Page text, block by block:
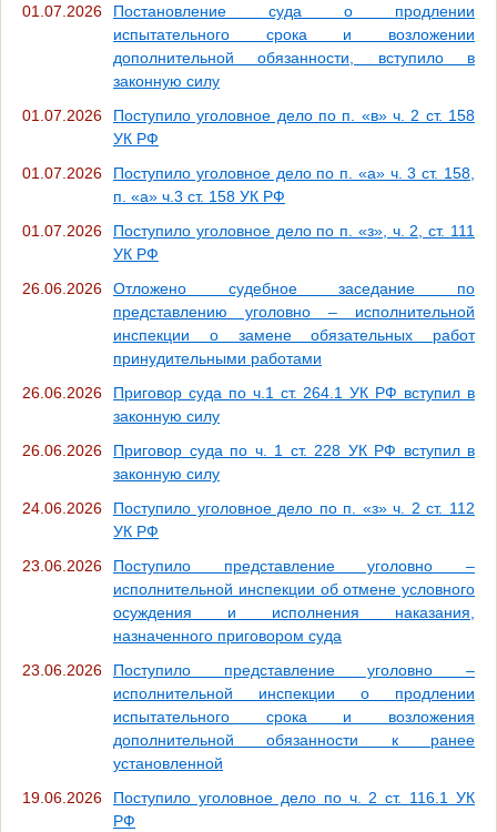
01.07.2026
Постановление суда о продлении
испытательного срока и возложении
дополнительной обязанности, вступило в
законную силу
01.07.2026
Поступило уголовное дело по п. «в» ч. 2 ст. 158
УК РФ
01.07.2026
Поступило уголовное дело по п. «а» ч. 3 ст. 158,
п. «а» ч.3 ст. 158 УК РФ
01.07.2026
Поступило уголовное дело по п. «з», ч. 2, ст. 111
УК РФ
26.06.2026
Отложено судебное заседание по
представлению уголовно – исполнительной
инспекции о замене обязательных работ
принудительными работами
26.06.2026
Приговор суда по ч.1 ст. 264.1 УК РФ вступил в
законную силу
26.06.2026
Приговор суда по ч. 1 ст. 228 УК РФ вступил в
законную силу
24.06.2026
Поступило уголовное дело по п. «з» ч. 2 ст. 112
УК РФ
23.06.2026
Поступило представление уголовно –
исполнительной инспекции об отмене условного
осуждения и исполнения наказания,
назначенного приговором суда
23.06.2026
Поступило представление уголовно –
исполнительной инспекции о продлении
испытательного срока и возложения
дополнительной обязанности к ранее
установленной
19.06.2026
Поступило уголовное дело по ч. 2 ст. 116.1 УК
РФ